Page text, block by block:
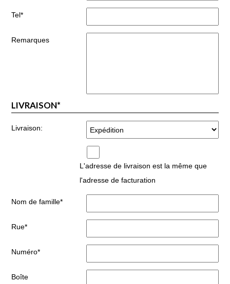
Tel*
Remarques
LIVRAISON*
Livraison:
L'adresse de livraison est la même que
l'adresse de facturation
Nom de famille*
Rue*
Numéro*
Boîte